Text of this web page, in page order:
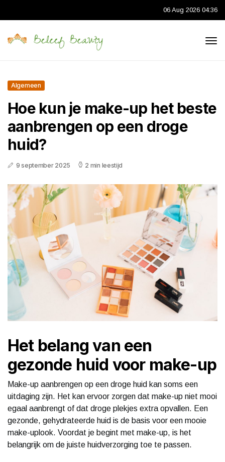
06 Aug 2026 04:36
Algemeen
Hoe kun je make-up het beste
aanbrengen op een droge
huid?
9 september 2025 2 min leestijd
Het belang van een
gezonde huid voor make-up
Make-up aanbrengen op een droge huid kan soms een
uitdaging zijn. Het kan ervoor zorgen dat make-up niet mooi
egaal aanbrengt of dat droge plekjes extra opvallen. Een
gezonde, gehydrateerde huid is de basis voor een mooie
make-uplook. Voordat je begint met make-up, is het
belangrijk om de juiste huidverzorging toe te passen.